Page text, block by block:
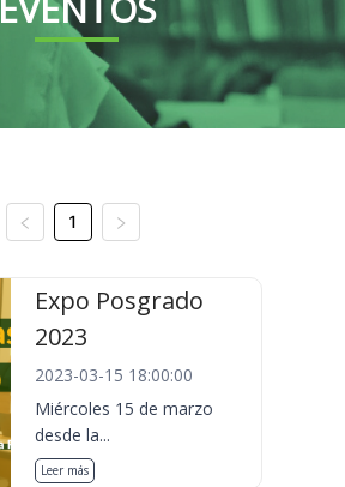
1
Expo Posgrado
2023
2023-03-15 18:00:00
Miércoles 15 de marzo
desde la...
Leer más